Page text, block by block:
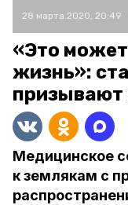
28 марта 2020, 20:49
«Это
жизнь»:
призывают
Медицинское
к землякам с